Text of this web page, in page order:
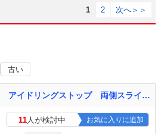
1 2 次へ＞＞
古い
デイズルークス Ｘ ナビ Ｂｌｕｅｔｏｏｔｈ スマートキー オートエアコン バックモニター アイドリングストップ 両側スライドドア 衝突被害軽減システム 衝突安全ボディ
11人が検討中 お気に入りに追加